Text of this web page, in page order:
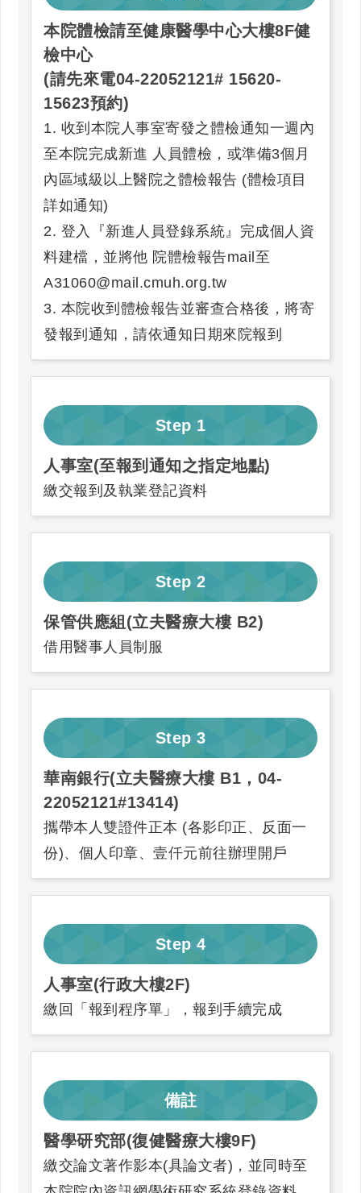
本院體檢請至健康醫學中心大樓8F健
檢中心
(請先來電04-22052121# 15620-
15623預約)
1. 收到本院人事室寄發之體檢通知一週內
至本院完成新進 人員體檢，或準備3個月
內區域級以上醫院之體檢報告 (體檢項目
詳如通知)
2. 登入『新進人員登錄系統』完成個人資
料建檔，並將他 院體檢報告mail至
A31060@mail.cmuh.org.tw
3. 本院收到體檢報告並審查合格後，將寄
發報到通知，請依通知日期來院報到
Step 1
人事室(至報到通知之指定地點)
繳交報到及執業登記資料
Step 2
保管供應組(立夫醫療大樓 B2)
借用醫事人員制服
Step 3
華南銀行(立夫醫療大樓 B1，04-
22052121#13414)
攜帶本人雙證件正本 (各影印正、反面一
份)、個人印章、壹仟元前往辦理開戶
Step 4
人事室(行政大樓2F)
繳回「報到程序單」，報到手續完成
備註
醫學研究部(復健醫療大樓9F)
繳交論文著作影本(具論文者)，並同時至